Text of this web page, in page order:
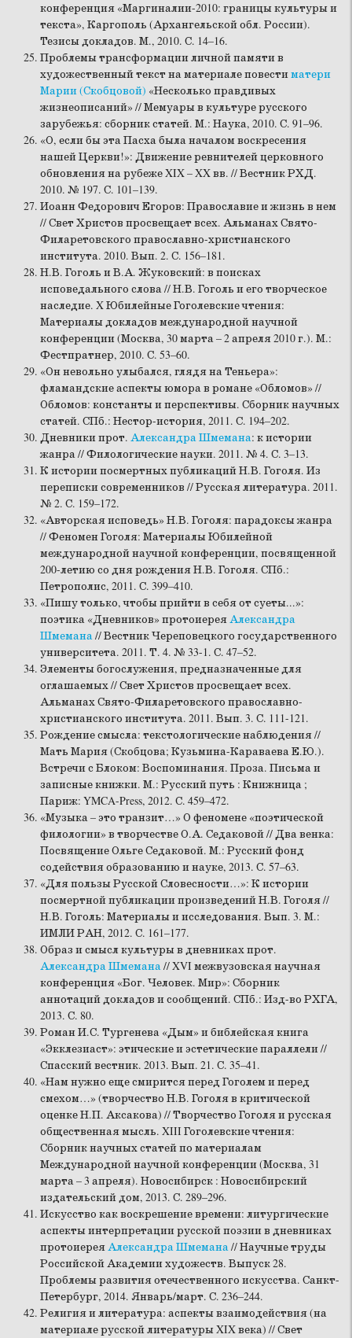
конференция «Маргиналии-2010: границы культуры и
текста», Каргополь (Архангельской обл. России).
Тезисы докладов. М., 2010. С. 14–16.
Проблемы трансформации личной памяти в
художественный текст на материале повестиматери
Марии (Скобцовой) «Несколько правдивых
жизнеописаний» // Мемуары в культуре русского
зарубежья: сборник статей. М.: Наука, 2010. С. 91–96.
«О, если бы эта Пасха была началом воскресения
нашей Церкви!»: Движение ревнителей церковного
обновления на рубеже XIX – XX вв. // Вестник РХД.
2010. № 197. С. 101–139.
Иоанн Федорович Егоров: Православие и жизнь в нем
// Свет Христов просвещает всех. Альманах Свято-
Филаретовского православно-христианского
института. 2010. Вып. 2. С. 156–181.
Н.В. Гоголь и В.А. Жуковский: в поисках
исповедального слова // Н.В. Гоголь и его творческое
наследие. X Юбилейные Гоголевские чтения:
Материалы докладов международной научной
конференции (Москва, 30 марта – 2 апреля 2010 г.). М.:
Фестпратнер, 2010. С. 53–60.
«Он невольно улыбался, глядя на Теньера»:
фламандские аспекты юмора в романе «Обломов» //
Обломов: константы и перспективы. Сборник научных
статей. СПб.: Нестор-история, 2011. С. 194–202.
Дневники прот. Александра Шмемана: к истории
жанра // Филологические науки. 2011. № 4. С. 3–13.
К истории посмертных публикаций Н.В. Гоголя. Из
переписки современников // Русская литература. 2011.
№ 2. С. 159–172.
«Авторская исповедь» Н.В. Гоголя: парадоксы жанра
// Феномен Гоголя: Материалы Юбилейной
международной научной конференции, посвященной
200-летию со дня рождения Н.В. Гоголя. СПб.:
Петрополис, 2011. С. 399–410.
«Пишу только, чтобы прийти в себя от суеты...»:
поэтика «Дневников» протоиереяАлександра
Шмемана// Вестник Череповецкого государственного
университета. 2011. Т. 4. № 33-1. С. 47–52.
Элементы богослужения, предназначенные для
оглашаемых // Свет Христов просвещает всех.
Альманах Свято-Филаретовского православно-
христианского института. 2011. Вып. 3. С. 111-121.
Рождение смысла: текстологические наблюдения //
Мать Мария (Скобцова; Кузьмина-Караваева Е.Ю.).
Встречи с Блоком: Воспоминания. Проза. Письма и
записные книжки. М.: Русский путь : Книжница ;
Париж: YMCA-Press, 2012. С. 459–472.
«Музыка – это транзит…» О феномене «поэтической
филологии» в творчестве О.А. Седаковой // Два венка:
Посвящение Ольге Седаковой. М.: Русский фонд
содействия образованию и науке, 2013. С. 57–63.
«Для пользы Русской Словесности…»: К истории
посмертной публикации произведений Н.В. Гоголя //
Н.В. Гоголь: Материалы и исследования. Вып. 3. М.:
ИМЛИ РАН, 2012. С. 161–177.
Образ и смысл культуры в дневниках прот.
Александра Шмемана// XVI межвузовская научная
конференция «Бог. Человек. Мир»: Сборник
аннотаций докладов и сообщений. СПб.: Изд-во РХГА,
2013. С. 80.
Роман И.С. Тургенева «Дым» и библейская книга
«Экклезиаст»: этические и эстетические параллели //
Спасский вестник. 2013. Вып. 21. С. 35–41.
«Нам нужно еще смирится перед Гоголем и перед
смехом…» (творчество Н.В. Гоголя в критической
оценке Н.П. Аксакова) // Творчество Гоголя и русская
общественная мысль. XIII Гоголевские чтения:
Сборник научных статей по материалам
Международной научной конференции (Москва, 31
марта – 3 апреля). Новосибирск : Новосибирский
издательский дом, 2013. С. 289–296.
Искусство как воскрешение времени: литургические
аспекты интерпретации русской поэзии в дневниках
протоиереяАлександра Шмемана// Научные труды
Российской Академии художеств. Выпуск 28.
Проблемы развития отечественного искусства. Санкт-
Петербург, 2014. Январь/март. С. 236–244.
Религия и литература: аспекты взаимодействия (на
материале русской литературы XIX века) // Свет